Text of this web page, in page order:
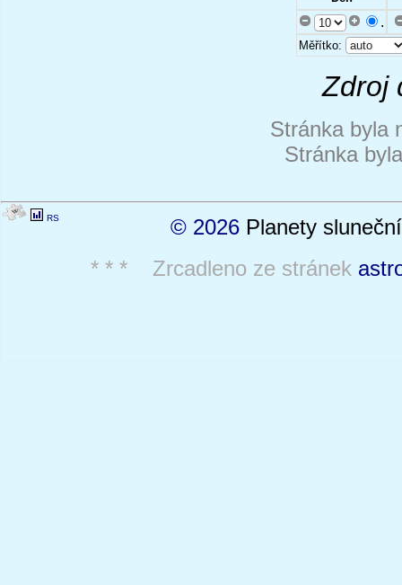
.
Měřítko:
Zdroj
Stránka byla
Stránka
RS © 2026 Planety
* * * Zrcadleno ze stránek